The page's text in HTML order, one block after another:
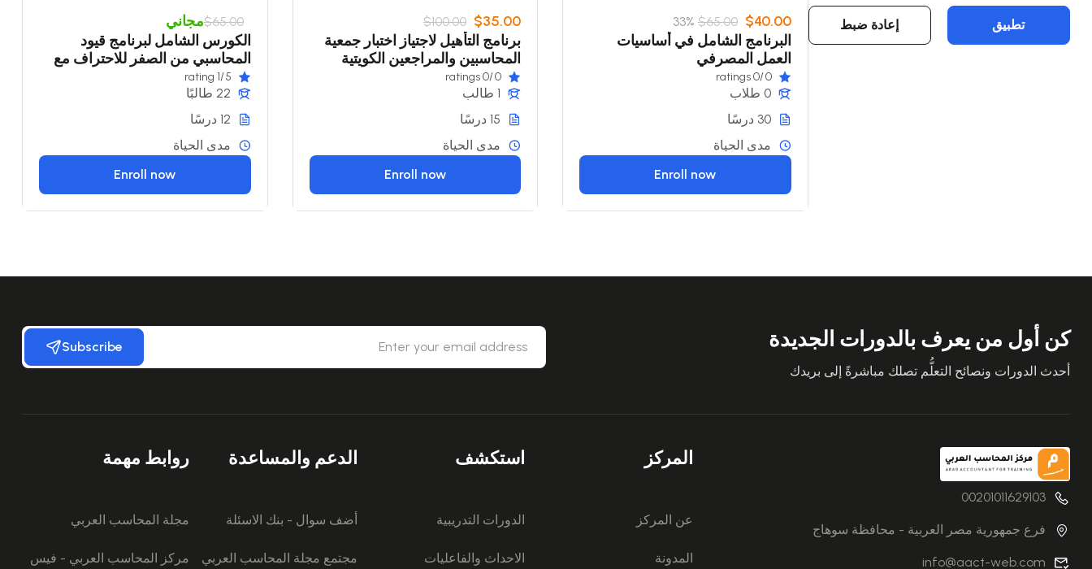
تطبيق إعادة ضبط $65.00 $40.00
33%
البرنامج الشامل في أساسيات
العمل المصرفي
0
/0 ratings
0 طلاب
30 درسًا
مدى الحياة
Enroll now
$100.00 $35.00
برنامج التأهيل لاجتياز اختبار جمعية
المحاسبين والمراجعين الكويتية
(KAAA)
0
/0 ratings
1 طالب
15 درسًا
مدى الحياة
Enroll now
$65.00مجاني
الكورس الشامل لبرنامج قيود
المحاسبي من الصفر للاحتراف مع
وائل مراد
5
/1 rating
22 طالبًا
12 درسًا
مدى الحياة
Enroll now
كن أول من يعرف بالدورات الجديدة
أحدث الدورات ونصائح التعلُّم تصلك مباشرةً إلى بريدك
Subscribe
00201011629103
فرع جمهورية مصر العربية - محافظة سوهاج
info@aact-web.com
المركز
عن المركز
المدونة
استكشف
الدورات التدريبية
الاحداث والفاعليات
الدعم والمساعدة
أضف سوال - بنك الاسئلة
مجتمع مجلة المحاسب العربي
روابط مهمة
مجلة المحاسب العربي
مركز المحاسب العربي - فيس